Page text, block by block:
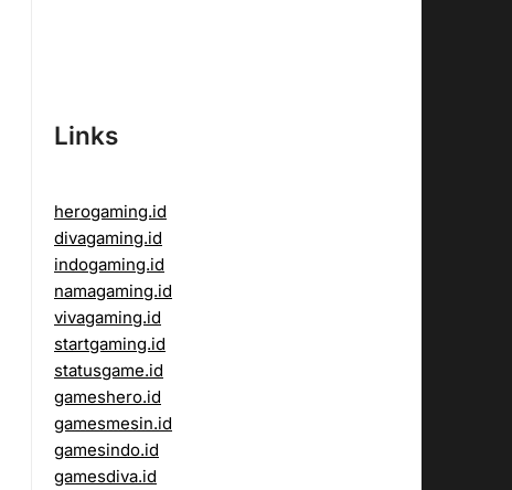
Links
herogaming.id
divagaming.id
indogaming.id
namagaming.id
vivagaming.id
startgaming.id
statusgame.id
gameshero.id
gamesmesin.id
gamesindo.id
gamesdiva.id